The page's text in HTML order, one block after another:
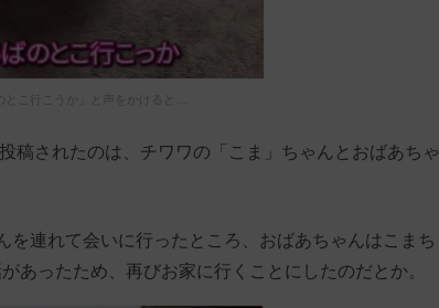
とこ行こうか」と声をかけると…
稿されたのは、チワワの「こま」ちゃんとおばあちゃ
を連れて会いに行ったところ、おばあちゃんはこまち
あったため、再びお家に行くことにしたのだとか。